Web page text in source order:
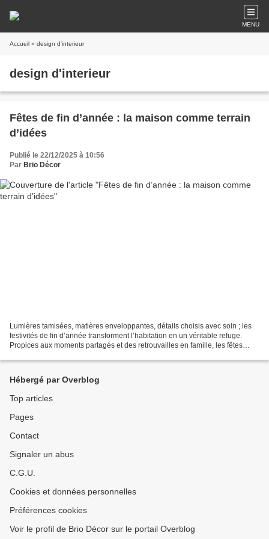
MENU
Accueil » design d'interieur
design d'interieur
Fêtes de fin d’année : la maison comme terrain
d’idées
Publié le 22/12/2025 à 10:56
Par Brio Décor
Lumières tamisées, matières enveloppantes, détails choisis avec soin ; les
festivités de fin d’année transforment l’habitation en un véritable refuge.
Propices aux moments partagés et des retrouvailles en famille, les fêtes
Hébergé par Overblog
Top articles
Pages
Contact
Signaler un abus
C.G.U.
Cookies et données personnelles
Préférences cookies
Voir le profil de Brio Décor sur le portail Overblog